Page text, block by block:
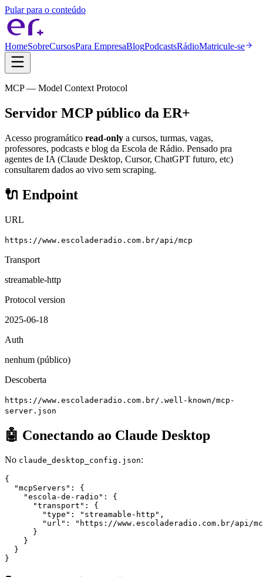
Pular para o conteúdo
HomeSobreCursosPara EmpresaBlogPodcastsRádioMatricule-se
MCP — Model Context Protocol
Servidor MCP público da ER+
Acesso programático read-only a cursos, turmas, vagas,
professores, podcasts e blog da Escola de Rádio. Pensado pra
agentes de IA (Claude Desktop, Cursor, ChatGPT futuro, etc)
consultarem dados ao vivo sem scraping.
🔌 Endpoint
URL
https://www.escoladeradio.com.br/api/mcp
Transport
streamable-http
Protocol version
2025-06-18
Auth
nenhum (público)
Descoberta
https://www.escoladeradio.com.br/.well-known/mcp-
server.json
🤖 Conectando ao Claude Desktop
No claude_desktop_config.json:
{
  "mcpServers": {
    "escola-de-radio": {
      "transport": {
        "type": "streamable-http",
"url": "https://www.escoladeradio.com.br/api/
      }
    }
  }
}